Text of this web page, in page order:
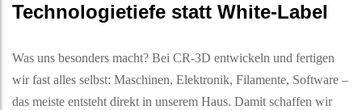
Technologietiefe statt White-Label
Was uns besonders macht? Bei CR-3D entwickeln und fertigen
wir fast alles selbst: Maschinen, Elektronik, Filamente, Software –
das meiste entsteht direkt in unserem Haus. Damit schaffen wir